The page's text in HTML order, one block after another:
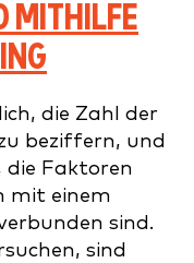
MITHILFE
die Zahl der
beziffern, und
Faktoren
mit einem
sind.
sind